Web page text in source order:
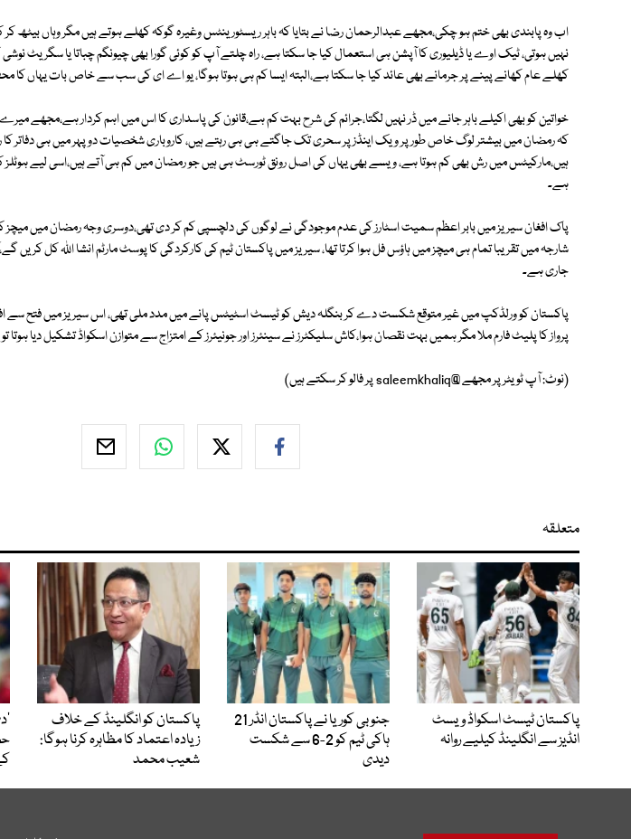
اب وہ پابندی بھی ختم ہو چکی،مجھے عبدالرحمان رضا نے بتایا کہ باہر ریسٹورینٹس وغیرہ گوکہ کھلے ہوتے ہیں مگر وہاں بیٹھ
نہیں ہوتی، ٹیک اوے یا ڈیلیوری کا آپشن ہی استعمال کیا جا سکتا ہے، راہ چلتے آپ کو کوئی گورا بھی چیونگم چباتا یا سگریٹ نوشی
کھلے عام کھانے پینے پر جرمانے بھی عائد کیا جا سکتا ہے،البتہ ایسا کم ہی ہوتا ہوگا، یو اے ای کی سب سے خاص بات یہاں کا
خواتین کو بھی اکیلے باہر جانے میں ڈر نہیں لگتا،جرائم کی شرح بہت کم ہے،قانون کی پاسداری کا اس میں اہم کردار ہے،مجھے
کہ رمضان میں بیشتر لوگ خاص طور پر ویک اینڈز پر سحری تک جاگتے ہی ہی رہتے ہیں، کاروباری شخصیات دوپہر میں ہی دفاتر کا
ہیں،مارکیٹس میں رش بھی کم ہوتا ہے، ویسے بھی یہاں کی اصل رونق ٹورسٹ ہی ہیں جو رمضان میں کم ہی آتے ہیں،اسی لیے ہوٹلز کا
ہے۔
پاک افغان سیریز میں بابر اعظم سمیت اسٹارز کی عدم موجودگی نے لوگوں کی دلچسپی کم کر دی تھی،دوسری وجہ رمضان میں میچز کا
شارجہ میں تقریبا تمام ہی میچز میں ہاؤس فل ہوا کرتا تھا، سیریز میں پاکستان ٹیم کی کارکردگی کا پوسٹ مارٹم انشا اللہ کل کریں
جاری ہے۔
پاکستان کو ورلڈکپ میں غیر متوقع شکست دے کر بنگلہ دیش کو ٹیسٹ اسٹیٹس پانے میں مدد ملی تھی، اس سیریز میں فتح سے
پرواز کا پلیٹ فارم ملا مگر ہمیں بہت نقصان ہوا،کاش سلیکٹرز نے سینئرز اور جونیئرز کے امتزاج سے متوازن اسکواڈ تشکیل دیا ہوتا تو
(نوٹ: آپ ٹویٹر پر مجھے @saleemkhaliq پر فالو کر سکتے ہیں)
متعلقہ
پاکستان ٹیسٹ اسکواڈ ویسٹ
انڈیز سے انگلینڈ کیلیے روانہ
جنوبی کوریا نے پاکستان انڈر 21
ہاکی ٹیم کو 2-6 سے شکست
دیدی
پاکستان کو انگلینڈ کے خلاف
زیادہ اعتماد کا مظاہرہ کرنا ہوگا:
شعیب محمد